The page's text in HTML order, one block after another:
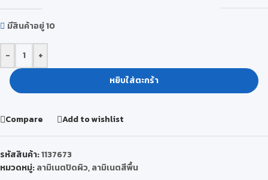
มีสินค้าอยู่ 10
-
+
หยิบใส่ตะกร้า
Compare Add to wishlist
รหัสสินค้า:1137673
หมวดหมู่:ลามิเนตปิดผิว,ลามิเนตสีพื้น